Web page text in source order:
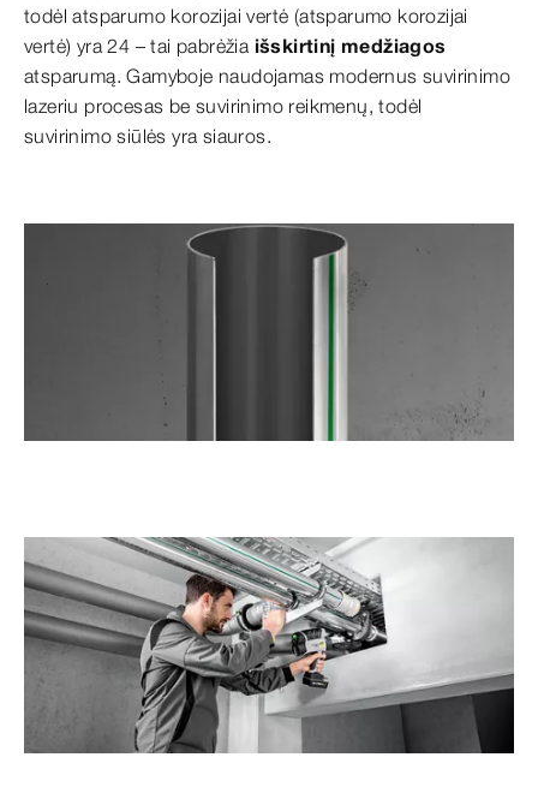
todėl atsparumo korozijai vertė (atsparumo korozijai
vertė) yra 24 – tai pabrėžia išskirtinį medžiagos
atsparumą. Gamyboje naudojamas modernus suvirinimo
lazeriu procesas be suvirinimo reikmenų, todėl
suvirinimo siūlės yra siauros.